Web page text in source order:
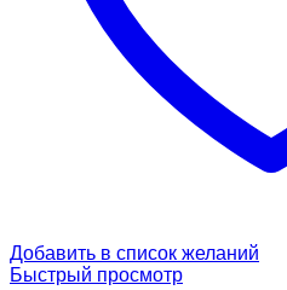
Добавить в список желаний
Быстрый просмотр